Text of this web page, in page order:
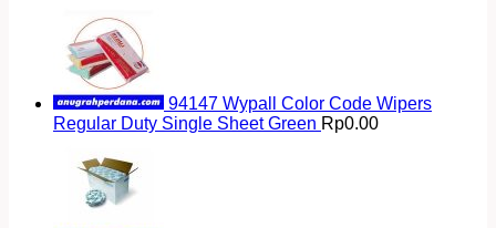
94147 Wypall Color Code Wipers
Regular Duty Single Sheet Green Rp0.00